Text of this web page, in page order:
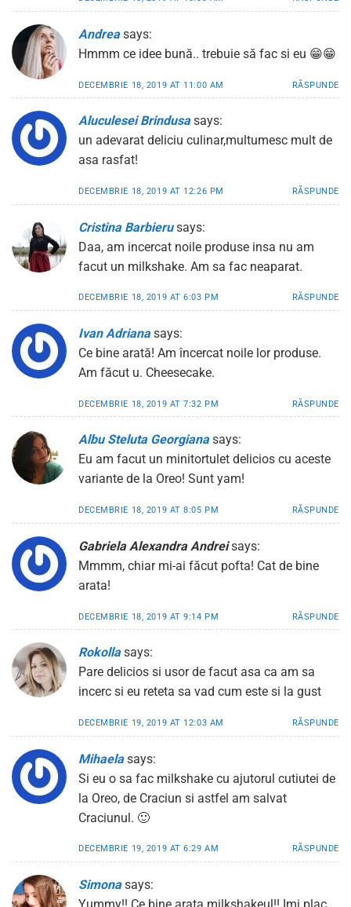
Andrea says:
Hmmm ce idee bună.. trebuie să fac si eu 😁😁
DECEMBRIE 18, 2019 AT 11:00 AM RĂSPUNDE
Aluculesei Brindusa says:
un adevarat deliciu culinar,multumesc mult de
asa rasfat!
DECEMBRIE 18, 2019 AT 12:26 PM RĂSPUNDE
Cristina Barbieru says:
Daa, am incercat noile produse insa nu am
facut un milkshake. Am sa fac neaparat.
DECEMBRIE 18, 2019 AT 6:03 PM RĂSPUNDE
Ivan Adriana says:
Ce bine arată! Am încercat noile lor produse.
Am făcut u. Cheesecake.
DECEMBRIE 18, 2019 AT 7:32 PM RĂSPUNDE
Albu Steluta Georgiana says:
Eu am facut un minitortulet delicios cu aceste
variante de la Oreo! Sunt yam!
DECEMBRIE 18, 2019 AT 8:05 PM RĂSPUNDE
Gabriela Alexandra Andrei says:
Mmmm, chiar mi-ai făcut pofta! Cat de bine
arata!
DECEMBRIE 18, 2019 AT 9:14 PM RĂSPUNDE
Rokolla says:
Pare delicios si usor de facut asa ca am sa
incerc si eu reteta sa vad cum este si la gust
DECEMBRIE 19, 2019 AT 12:03 AM RĂSPUNDE
Mihaela says:
Si eu o sa fac milkshake cu ajutorul cutiutei de
la Oreo, de Craciun si astfel am salvat
Craciunul. 🙂
DECEMBRIE 19, 2019 AT 6:29 AM RĂSPUNDE
Simona says: